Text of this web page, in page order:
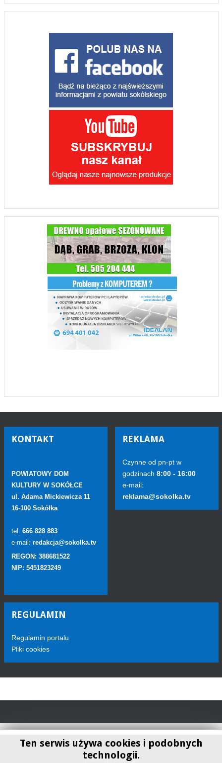
KONTAKT
POWIATOWY DOM
KULTURY W SOKÓŁCE
ul. Adama Mickiewicza 11
16-100 Sokółka
tel: 666 828 883
e-mail: redakcja@sokolka.tv
REGON: 388681522
NIP: 5451823249
REKLAMA
Czynne od pn-pt w
godzinach 8:00 - 16:00
e-mail:
reklama@sokolka.tv
REGULAMIN
Regulamin portalu
Pliki cookies
Ten serwis używa cookies i podobnych
technologii.
Telewizja Sokółka